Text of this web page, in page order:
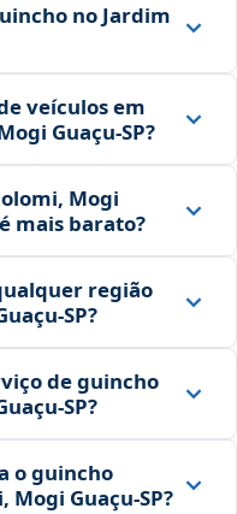
no Jardim
veículos em
Guaçu‑SP?
Mogi
mais barato?
região
de guincho
o guincho
Guaçu‑SP?